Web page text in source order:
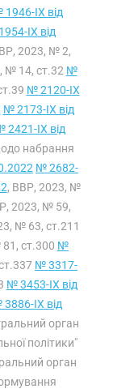
IX від
IX від
2023, № 2,
№ 14, ст.32 №
№ 2120-IX
№ 2173-IX від
2421-IX від
набрання
№ 2682-
, ВВР, 2023, №
2023, № 59,
№ 63, ст.211
ст.300 №
№ 3317-
№ 3453-IX від
IX від
орган
політики"
орган